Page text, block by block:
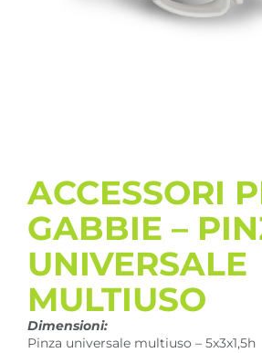
ACCESSORI
GABBIE –
UNIVERSALE
MULTIUSO
Dimensioni:
Pinza universale multiuso – 5x3x1,5h